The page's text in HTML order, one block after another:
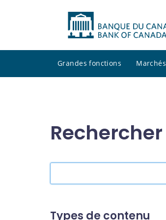
Grandes fonctions Marchés
Rechercher
site
Types de contenu